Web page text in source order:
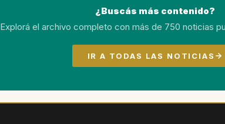
¿Buscás más contenido?
Explorá el archivo completo con más de 750 noticias
IR A TODAS LAS NOTICIAS